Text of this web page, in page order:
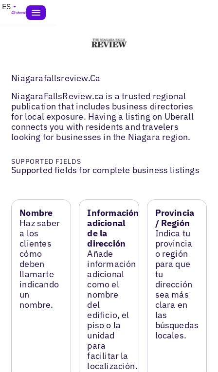
ES
Niagarafallsreview.Ca
NiagaraFallsReview.ca is a trusted regional
publication that includes business directories
for local exposure. Having a listing on Uberall
connects you with residents and travelers
looking for businesses in the Niagara region.
SUPPORTED FIELDS
Supported fields for complete business listings
Nombre
Haz saber
a los
clientes
cómo
deben
llamarte
indicando
un
nombre.
Información
adicional
de la
dirección
Añade
información
adicional
como el
nombre
del
edificio, el
piso o la
unidad
para
facilitar la
localización.
Provincia
/ Región
Indica tu
provincia
o región
para que
tu
dirección
sea más
clara en
las
búsquedas
locales.